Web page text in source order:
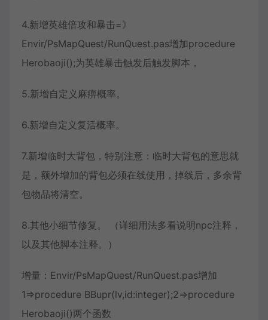
4.新增英雄倍攻和暴击=》
Envir/PsMapQuest/RunQuest.pas增加procedure
Herobaoji();为英雄暴击触发后触发脚本，
5.新增自定义麻痹概率。
6.新增自定义复活概率。
7.新增临时大背包，特别注意：临时大背包的意思就
是，额外增加的背包必须在线使用，掉线后，多余背
包物品将清空。
8.其他小细节修复。 （详细用法多看说明npc注释，
以及其他脚本注释。）
增量：Envir/PsMapQuest/RunQuest.pas增加
1=>procedure BBupr(lv,id:integer);2=>procedure
Herobaoji()两个函数